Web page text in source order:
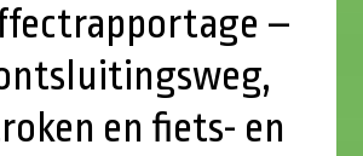
–
en fiets- en